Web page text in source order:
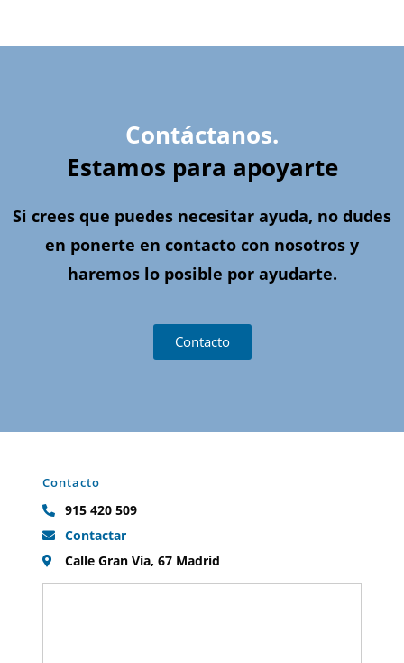
Contáctanos.
Estamos para apoyarte
Si crees que puedes necesitar ayuda, no dudes
en ponerte en contacto con nosotros y
haremos lo posible por ayudarte.
Contacto
Contacto
915 420 509
Contactar
Calle Gran Vía, 67 Madrid